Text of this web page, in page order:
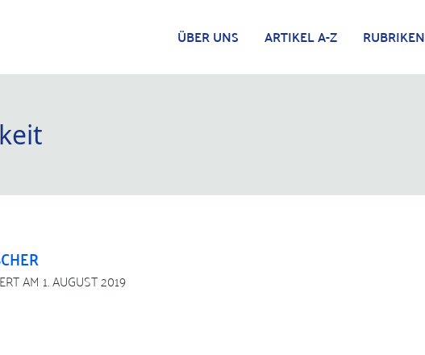
ÜBER UNS ARTIKEL A-Z RUBRIKEN
AM 1. AUGUST 2019